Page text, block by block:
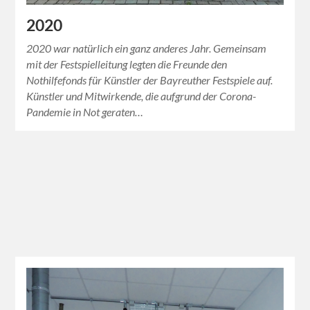
2020
2020 war natürlich ein ganz anderes Jahr. Gemeinsam
mit der Festspielleitung legten die Freunde den
Nothilfefonds für Künstler der Bayreuther Festspiele auf.
Künstler und Mitwirkende, die aufgrund der Corona-
Pandemie in Not geraten…